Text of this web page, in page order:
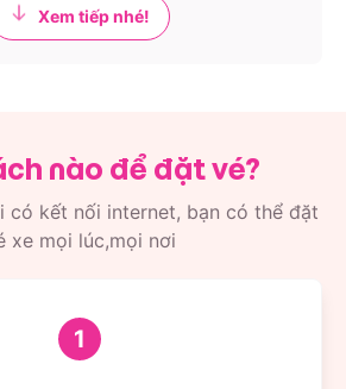
Xem tiếp nhé!
nào để đặt vé?
có kết nối internet, bạn có thể đặt
xe mọi lúc,mọi nơi
1